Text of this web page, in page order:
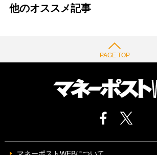
他のオススメ記事
PAGE TOP